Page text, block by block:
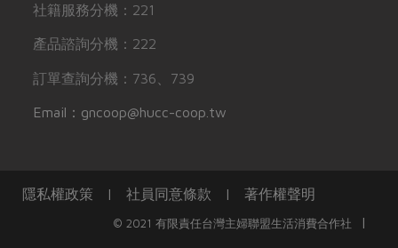
社籍服務分機：221
產品諮詢分機：222
訂單查詢分機：736、739
Email：gncoop@hucc-coop.tw
隱私權政策 | 社員同意條款 | 著作權聲明
© 2021 有限責任台灣主婦聯盟生活消費合作社 |